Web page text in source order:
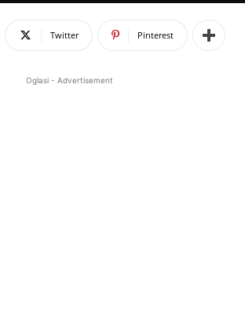
Twitter Pinterest
Oglasi - Advertisement